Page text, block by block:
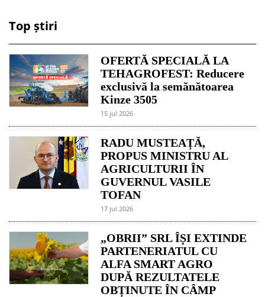
Top știri
OFERTĂ SPECIALĂ LA
TEHAGROFEST: Reducere
exclusivă la semănătoarea
Kinze 3505
15 jul 2026
RADU MUSTEAȚĂ,
PROPUS MINISTRU AL
AGRICULTURII ÎN
GUVERNUL VASILE
TOFAN
17 jul 2026
„OBRII” SRL ÎȘI EXTINDE
PARTENERIATUL CU
ALFA SMART AGRO
DUPĂ REZULTATELE
OBȚINUTE ÎN CÂMP